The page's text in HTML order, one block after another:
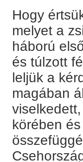
Hogy
melyet a
háború
és túlzott
leljük a
magában
körében